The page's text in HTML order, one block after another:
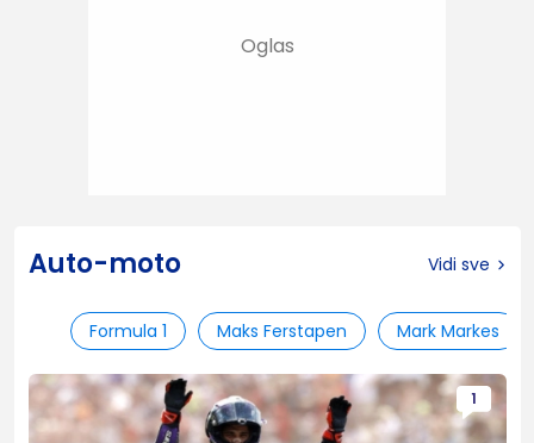
Auto-moto Vidi sve
Formula 1 Maks Ferstapen Mark Markes
1